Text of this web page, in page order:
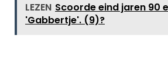
LEZEN Scoorde eind jaren 90
'Gabbertje'. (9)?